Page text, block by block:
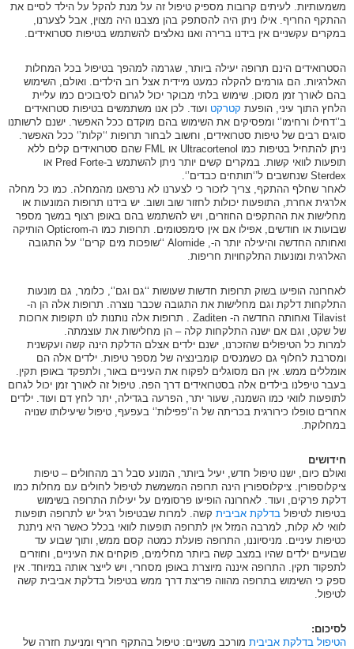
משמעותיות. לעיתים קרובות מספיק טיפול זה על מנת להקל על הילד לסיים את
ההתקף החריף. אילו ניתן היה להסתפק בהן מצבנו היה מצוין, אבל לצערנו,
במקרים עקשניים אין בידנו ברירה ואנו נאלצים להשתמש בטיפות סטרואידים.
הסטרואידים הינם תרופה יעילה ביותר, שגרמה למהפך בטיפול בכל המחלות
האלרגיות. הם גורמים להקלה כמעט מיידית אצל רוב הילדים. ואולם, השימוש
בהם לאורך זמן מסוכן. שימוש בלתי מבוקר יכול לגרום לסיבוכים כמו עליית
הלחץ התוך עיני, הופעת קטרקט ועוד. לכן אנו משתמשים בטיפות סטרואידים
ב’‘דחילו ורחימו’‘ ומפסיקים את השימוש בהם מוקדם ככל האפשר. ישנם לרשותנו
סוגים רבים של טיפות סטרואידים, וחשוב לבחור תרופות ‘‘קלות’‘ ככל האפשר.
ניתן להתחיל בטיפות כמו Ultracortenol או FML שהם סטרואידים קלים ללא
תופעות לוואי קשות. במקרים קשים יותר ניתן להשתמש ב-Pred Forte או
Sterdex שנחשבים ל’‘תותחים כבדים’‘.
לאחר שחלף ההתקף, צריך לזכור כי לצערנו לא נרפאנו מהמחלה. כמו כל מחלה
אלרגית אחרת, התופעות יכולות לחזור שוב ושוב. יש בידנו תרופות המונעות או
מחלישות את ההתקפים החוזרים, ויש להשתמש בהם באופן רצוף במשך מספר
שבועות או חודשים, אפילו אם אין סימפטומים. תרופות כמו ה-Opticrom הותיקה
ואחותה החדשה והיעילה יותר ה-, Alomide ‘‘שופכות מים קרים’‘ על התגובה
האלרגית ומונעות התלקחויות חריפות.
לאחרונה הופיעו בשוק תרופות חדשות שעושות ‘‘גם וגם’‘, כלומר, גם מונעות
התלקחות דלקת וגם מחלישות את התגובה שכבר נוצרה. תרופות אלה הן ה-
Tilavist ואחותה החדשה ה- Zaditen . תרופות אלה נותנות לנו תקופות ארוכות
של שקט, וגם אם ישנה התלקחות קלה – הן מחלישות את עוצמתה.
למרות כל הטיפולים שהזכרנו, ישנם ילדים אצלם הדלקת הינה קשה ועקשנית
ומסרבת לחלוף גם כשמנסים קומבינציה של מספר טיפות. ילדים אלה הם
אומללים ממש. אין הם מסוגלים לפקוח את העיניים באור, ולתפקד באופן תקין.
בעבר טיפלנו בילדים אלה בסטרואידים דרך הפה. טיפול זה לאורך זמן יכול לגרום
לתופעות לוואי כמו השמנה, שעור יתר, הפרעה בגדילה, יתר לחץ דם ועוד. ילדים
אחרים טופלו כירורגית בכריתה של ה’‘פפילות’‘ בעפעף, טיפול שיעילותו שנויה
במחלוקת.
חידושים
ואולם כיום, ישנו טיפול חדש, יעיל ביותר, המונע סבל רב מהחולים – טיפות
ציקלוספורין. ציקלוספורין הינה תרופה המשמשת לטיפול לחולים עם מחלות כמו
דלקת פרקים, ועוד. לאחרונה הופיעו פרסומים על יעילות התרופה בשימוש
בטיפות לטיפול בדלקת אביבית קשה. למרות שבטיפול רגיל יש לתרופה תופעות
לוואי לא קלות, למרבה המזל אין לתרופה תופעות לוואי בכלל כאשר היא ניתנת
כטיפות עיניים. מניסיוננו, התרופה פועלת כמטה קסם ממש, ותוך שבוע עד
שבועיים ילדים שהיו במצב קשה ביותר מחלימים, פוקחים את העיניים, וחוזרים
לתפקוד תקין. התרופה איננה מיוצרת באופן מסחרי, ויש לייצר אותה במיוחד. אין
ספק כי השימוש בתרופה מהווה פריצת דרך ממש בטיפול בדלקת אביבית קשה
לטיפול.
לסיכום:
הטיפול בדלקת אביבית מורכב משניים: טיפול בהתקף חריף ומניעת חזרה של